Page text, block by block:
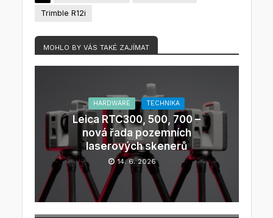
Trimble R12i
MOHLO BY VÁS TAKÉ ZAJÍMAT
HARDWARE TECHNIKA
Leica RTC300, 500, 700 –
nová řada pozemních
laserových skenerů
14. 6. 2026